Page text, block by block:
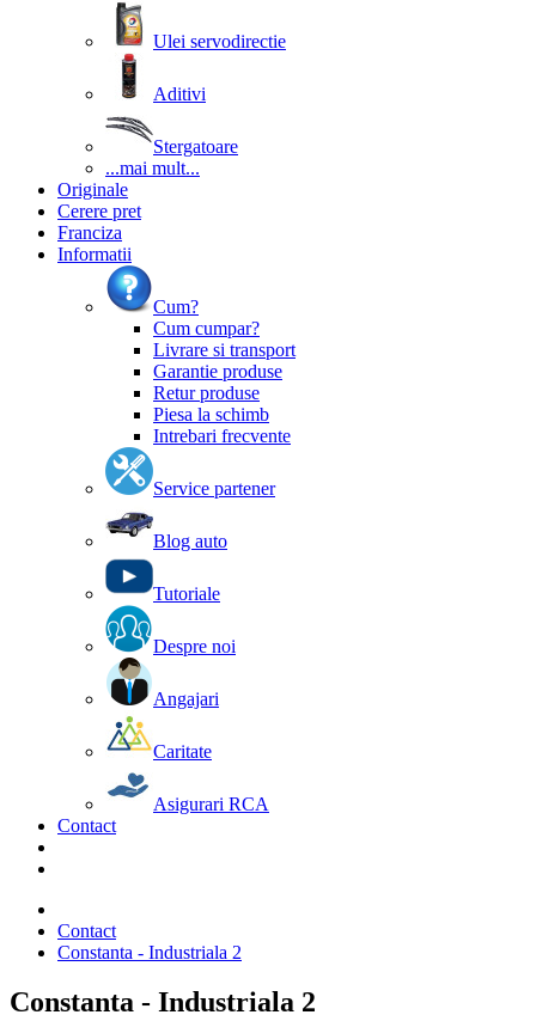
Ulei servodirectie
Aditivi
Stergatoare
...mai mult...
Originale
Cerere pret
Franciza
Informatii
Cum?
Cum cumpar?
Livrare si transport
Garantie produse
Retur produse
Piesa la schimb
Intrebari frecvente
Service partener
Blog auto
Tutoriale
Despre noi
Angajari
Caritate
Asigurari RCA
Contact
Contact
Constanta - Industriala 2
Constanta - Industriala 2